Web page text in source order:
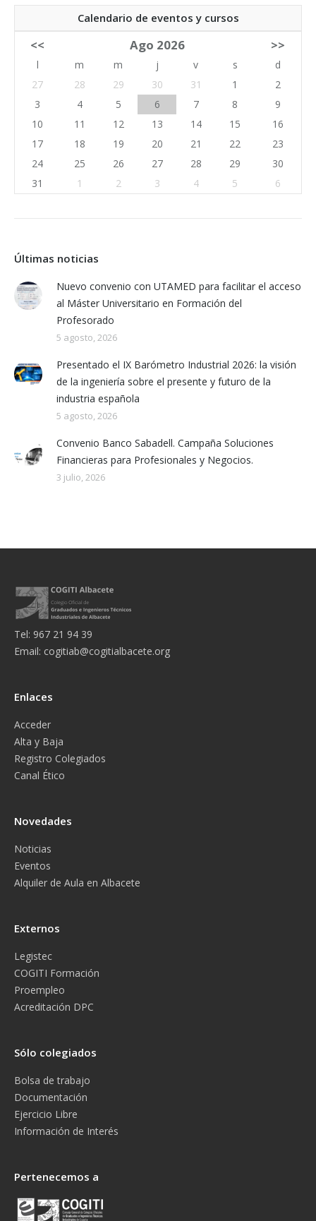
Calendario de eventos y cursos
<< Ago 2026 >>
l m m j v s
d
27
28 29 30 31 1
2
3
4 5 6 7 8
9
10
11 12 13 14 15
16
17
18 19 20 21 22
23
24
25 26 27 28 29
30
31
1 2 3 4 5 6
Últimas noticias
Nuevo convenio con UTAMED para facilitar el acceso
al Máster Universitario en Formación del
Profesorado
5 agosto, 2026
Presentado el IX Barómetro Industrial 2026: la visión
de la ingeniería sobre el presente y futuro de la
industria española
5 agosto, 2026
Convenio Banco Sabadell. Campaña Soluciones
Financieras para Profesionales y Negocios.
3 julio, 2026
Tel: 967 21 94 39
Email: cogitiab@cogitialbacete.org
Enlaces
Acceder
Alta y Baja
Registro Colegiados
Canal Ético
Novedades
Noticias
Eventos
Alquiler de Aula en Albacete
Externos
Legistec
COGITI Formación
Proempleo
Acreditación DPC
Sólo colegiados
Bolsa de trabajo
Documentación
Ejercicio Libre
Información de Interés
Pertenecemos a